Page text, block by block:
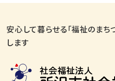
安心して暮らせる「福祉のまち
します